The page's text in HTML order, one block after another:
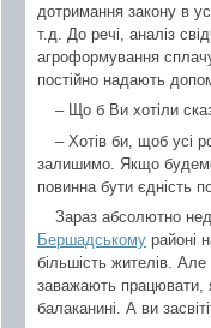
дотримання закону в
т.д. До речі, аналіз
агроформування
постійно надають
– Що б Ви хотіли
– Хотів би, щоб усі
залишимо. Якщо будемо
повинна бути єдність
Зараз абсолютно
Бершадському районі
більшість жителів.
заважають працювати,
балаканині. А ви